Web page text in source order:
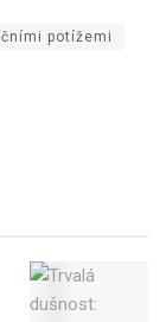
potížemi